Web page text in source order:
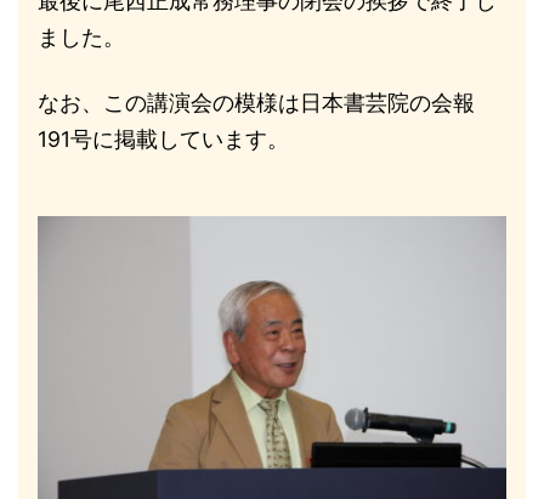
ました。
なお、この講演会の模様は日本書芸院の会報
191号に掲載しています。